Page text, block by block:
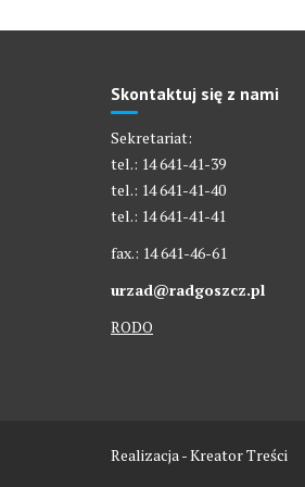
Skontaktuj się z nami
Sekretariat:
tel.: 14 641-41-39
tel.: 14 641-41-40
tel.: 14 641-41-41
fax.: 14 641-46-61
urzad@radgoszcz.pl
RODO
Realizacja - Kreator Treści